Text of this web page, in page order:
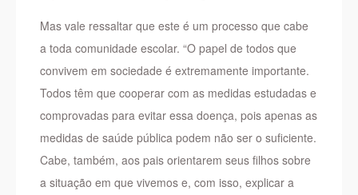
Mas vale ressaltar que este é um processo que cabe
a toda comunidade escolar. “O papel de todos que
convivem em sociedade é extremamente importante.
Todos têm que cooperar com as medidas estudadas e
comprovadas para evitar essa doença, pois apenas as
medidas de saúde pública podem não ser o suficiente.
Cabe, também, aos pais orientarem seus filhos sobre
a situação em que vivemos e, com isso, explicar a